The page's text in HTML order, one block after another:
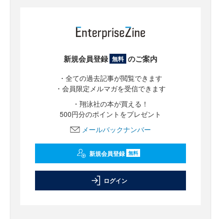
新規会員登録 無料 のご案内
・全ての過去記事が閲覧できます
・会員限定メルマガを受信できます
・翔泳社の本が買える！
500円分のポイントをプレゼント
メールバックナンバー
新規会員登録 無料
ログイン